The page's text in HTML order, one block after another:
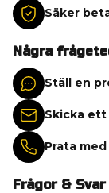
Säker
Några
Ställ en
Skicka ett
Prata
Frågor & Svar